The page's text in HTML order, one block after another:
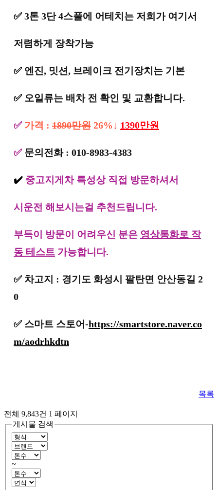
✅ 3톤 3단 4스풀에 어테치는 저희가 여기서
저렴하게 장착가능
✅ 엔진, 밋션, 브레이크 전기장치는 기본
✅ 오일류는 배차 전 확인 및 교환합니다.
✅ 가격 : 1890만원 26%↓ 1390만원
✅ 문의전화 : 010-8983-4383
✔️ 중고지게차 특성상 직접 방문하셔서
시운전 해보시는걸 추천드립니다.
부득이 방문이 어려우신 분은 영상통화로 작
동 테스트 가능합니다.
✅ 차고지 : 경기도 화성시 팔탄면 안산동길 2
0
✅ 스마트 스토어-https://smartstore.naver.co
m/aodrhkdtn
목록
전체 9,843건 1 페이지
게시물 검색
~